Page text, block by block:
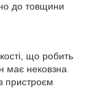
до товщини
що робить
має нековзна
пристроєм